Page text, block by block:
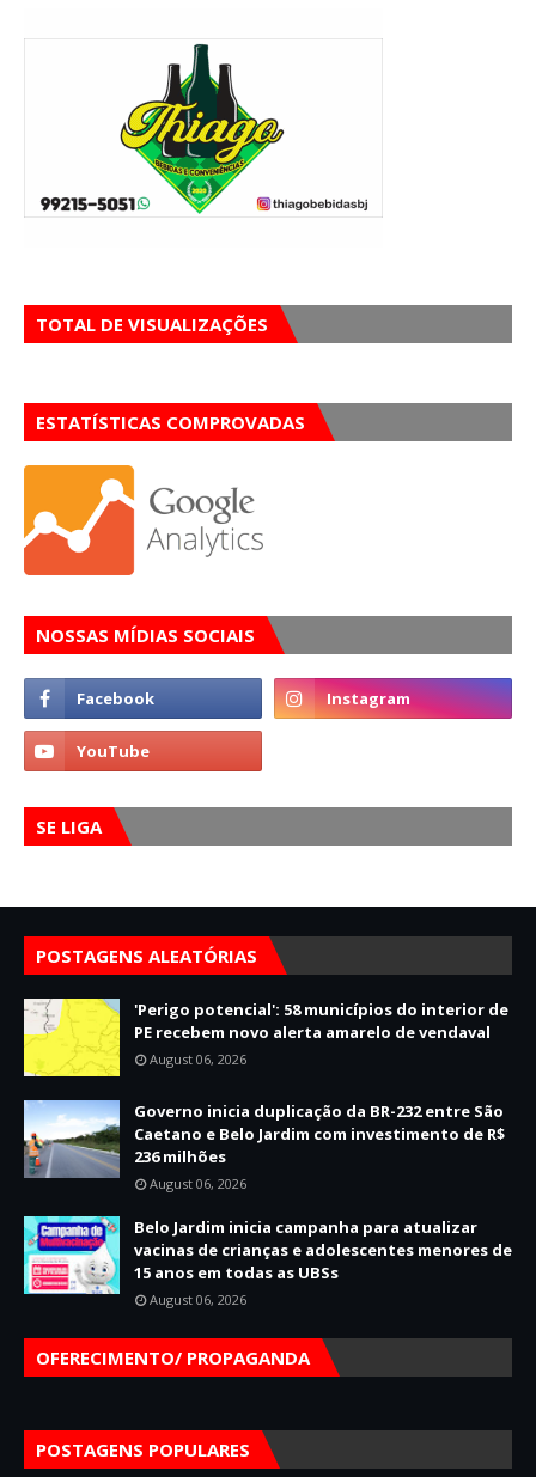
TOTAL DE VISUALIZAÇÕES
ESTATÍSTICAS COMPROVADAS
NOSSAS MÍDIAS SOCIAIS
SE LIGA
POSTAGENS ALEATÓRIAS
'Perigo potencial': 58 municípios do interior de
PE recebem novo alerta amarelo de vendaval
August 06, 2026
Governo inicia duplicação da BR-232 entre São
Caetano e Belo Jardim com investimento de R$
236 milhões
August 06, 2026
Belo Jardim inicia campanha para atualizar
vacinas de crianças e adolescentes menores de
15 anos em todas as UBSs
August 06, 2026
OFERECIMENTO/ PROPAGANDA
POSTAGENS POPULARES